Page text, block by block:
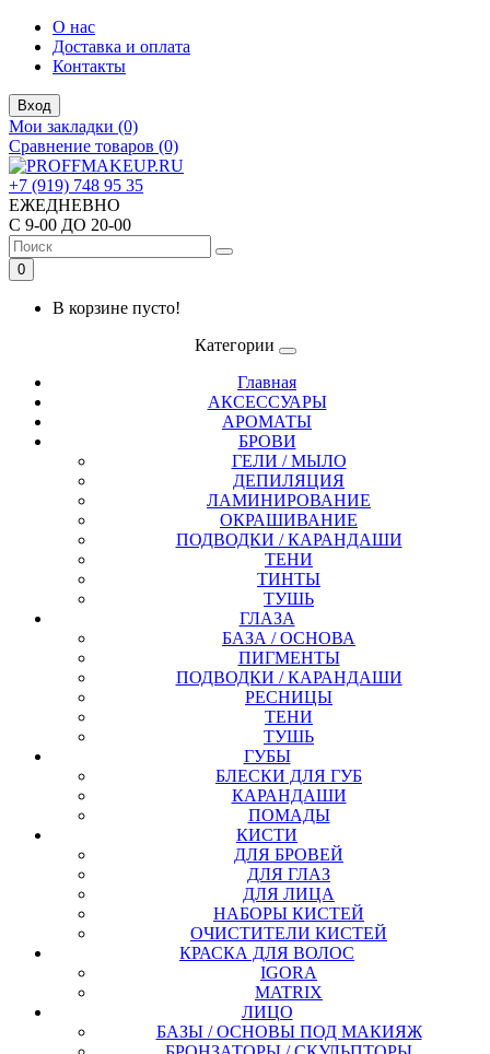
О нас
Доставка и оплата
Контакты
Вход
Мои закладки (0)
Сравнение товаров (0)
+7 (919) 748 95 35
ЕЖЕДНЕВНО
С 9-00 ДО 20-00
0
В корзине пусто!
Категории
Главная
АКСЕССУАРЫ
АРОМАТЫ
БРОВИ
ГЕЛИ / МЫЛО
ДЕПИЛЯЦИЯ
ЛАМИНИРОВАНИЕ
ОКРАШИВАНИЕ
ПОДВОДКИ / КАРАНДАШИ
ТЕНИ
ТИНТЫ
ТУШЬ
ГЛАЗА
БАЗА / ОСНОВА
ПИГМЕНТЫ
ПОДВОДКИ / КАРАНДАШИ
РЕСНИЦЫ
ТЕНИ
ТУШЬ
ГУБЫ
БЛЕСКИ ДЛЯ ГУБ
КАРАНДАШИ
ПОМАДЫ
КИСТИ
ДЛЯ БРОВЕЙ
ДЛЯ ГЛАЗ
ДЛЯ ЛИЦА
НАБОРЫ КИСТЕЙ
ОЧИСТИТЕЛИ КИСТЕЙ
КРАСКА ДЛЯ ВОЛОС
IGORA
MATRIX
ЛИЦО
БАЗЫ / ОСНОВЫ ПОД МАКИЯЖ